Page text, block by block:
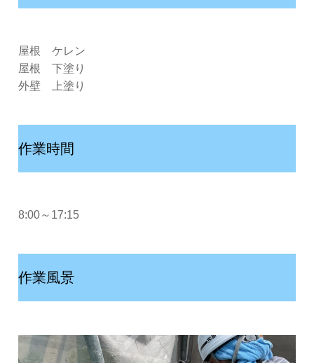
屋根 ケレン
屋根 下塗り
外壁 上塗り
作業時間
8:00～17:15
作業風景